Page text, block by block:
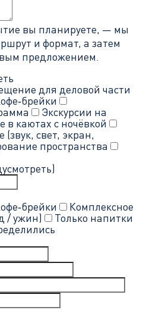
вы планируете, — мы
и формат, а затем
предложением.
для деловой части
Экскурсии на
в каютах с ночёвкой
свет, экран,
пространства
Комплексное
/ ужин)
Только напитки